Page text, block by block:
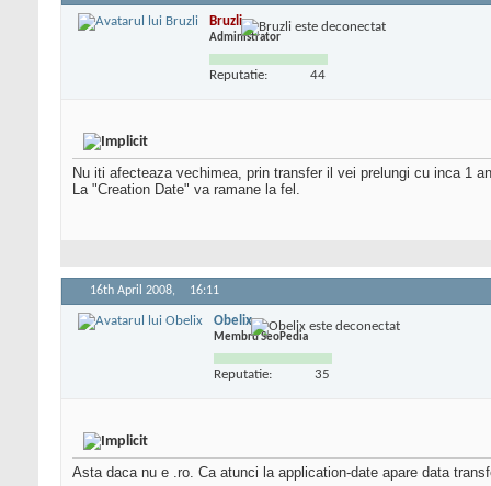
Bruzli
Administrator
Reputatie: 44
Nu iti afecteaza vechimea, prin transfer il vei prelungi cu inca 1
La "Creation Date" va ramane la fel.
16th April 2008, 16:11
Obelix
Membru SeoPedia
Reputatie: 35
Asta daca nu e .ro. Ca atunci la application-date apare data